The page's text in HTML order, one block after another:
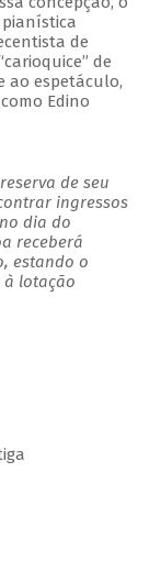
de
de
ao espetáculo,
Edino
de seu
ingressos
dia do
receberá
estando o
à lotação